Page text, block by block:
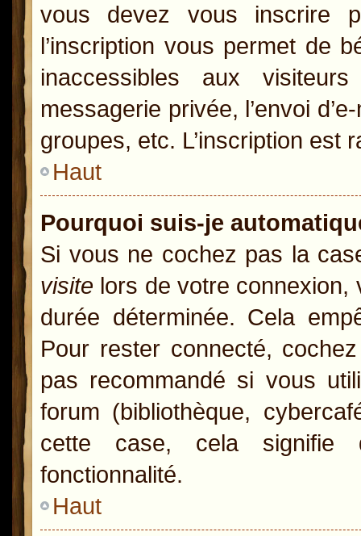
vous devez vous inscrire
l’inscription vous permet de
inaccessibles aux
messagerie privée, l’envoi
groupes, etc. L’inscription est
Haut
Pourquoi suis-je
Si vous ne cochez pas la
visite lors de votre connexion,
durée déterminée. Cela
Pour rester connecté,
pas recommandé si vous
forum (bibliothèque,
cette case, cela signifie
fonctionnalité.
Haut